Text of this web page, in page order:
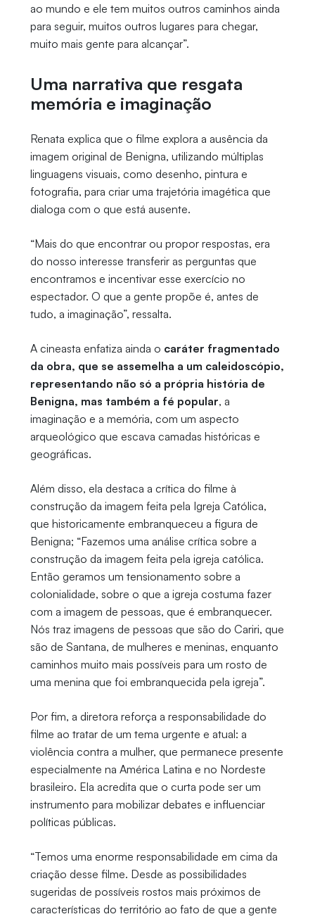
ao mundo e ele tem muitos outros caminhos ainda
para seguir, muitos outros lugares para chegar,
muito mais gente para alcançar”.
Uma narrativa que resgata
memória e imaginação
Renata explica que o filme explora a ausência da
imagem original de Benigna, utilizando múltiplas
linguagens visuais, como desenho, pintura e
fotografia, para criar uma trajetória imagética que
dialoga com o que está ausente.
“Mais do que encontrar ou propor respostas, era
do nosso interesse transferir as perguntas que
encontramos e incentivar esse exercício no
espectador. O que a gente propõe é, antes de
tudo, a imaginação”, ressalta.
A cineasta enfatiza ainda o caráter fragmentado
da obra, que se assemelha a um caleidoscópio,
representando não só a própria história de
Benigna, mas também a fé popular, a
imaginação e a memória, com um aspecto
arqueológico que escava camadas históricas e
geográficas.
Além disso, ela destaca a crítica do filme à
construção da imagem feita pela Igreja Católica,
que historicamente embranqueceu a figura de
Benigna; “Fazemos uma análise crítica sobre a
construção da imagem feita pela igreja católica.
Então geramos um tensionamento sobre a
colonialidade, sobre o que a igreja costuma fazer
com a imagem de pessoas, que é embranquecer.
Nós traz imagens de pessoas que são do Cariri, que
são de Santana, de mulheres e meninas, enquanto
caminhos muito mais possíveis para um rosto de
uma menina que foi embranquecida pela igreja”.
Por fim, a diretora reforça a responsabilidade do
filme ao tratar de um tema urgente e atual: a
violência contra a mulher, que permanece presente
especialmente na América Latina e no Nordeste
brasileiro. Ela acredita que o curta pode ser um
instrumento para mobilizar debates e influenciar
políticas públicas.
“Temos uma enorme responsabilidade em cima da
criação desse filme. Desde as possibilidades
sugeridas de possíveis rostos mais próximos de
características do território ao fato de que a gente